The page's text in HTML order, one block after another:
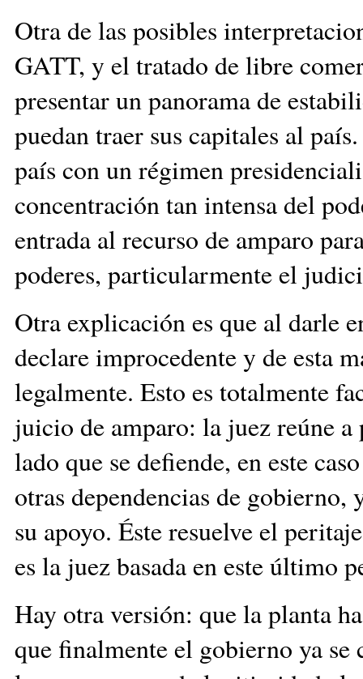
Otra de las posibles
GATT, y el tratado de libre
presentar un panorama de
puedan traer sus capitales al
país con un régimen
concentración tan intensa del
entrada al recurso de amparo
poderes, particularmente el
Otra explicación es que al darle
declare improcedente y de esta
legalmente. Esto es totalmente
juicio de amparo: la juez reúne
lado que se defiende, en este
otras dependencias de
su apoyo. Éste resuelve el
es la juez basada en este último
Hay otra versión: que la planta
que finalmente el gobierno ya